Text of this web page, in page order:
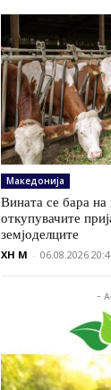
Македонија
Вината се бара
откупувачите
земјоделците
XH M - 06.08.2026
-